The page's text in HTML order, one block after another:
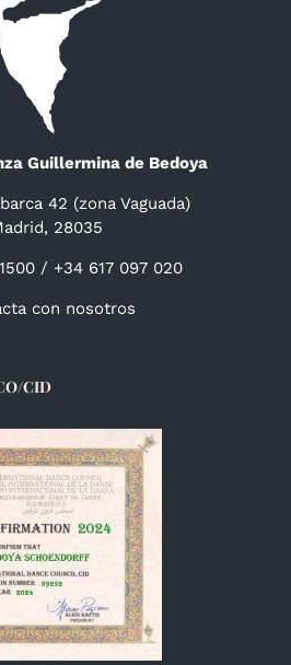
Guillermina de Bedoya
42 (zona Vaguada)
28035
/ +34 617 097 020
con nosotros
CID